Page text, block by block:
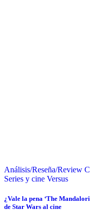
Análisis/Reseña/Review
Series y cine Versus
¿Vale la pena ‘The
de Star Wars al cine